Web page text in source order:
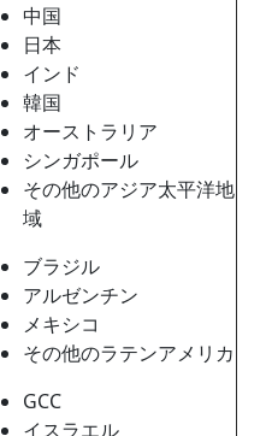
中国
日本
インド
韓国
オーストラリア
シンガポール
その他のアジア太平洋地
域
ブラジル
アルゼンチン
メキシコ
その他のラテンアメリカ
GCC
イスラエル